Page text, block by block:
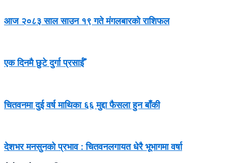
आज २०८३ साल साउन १९ गते मंगलबारको राशिफल
एक दिनमै छुटे दुर्गा प्रसाईँ
चितवनमा दुई वर्ष माथिका ६६ मुद्दा फैसला हुन बाँकी
देशभर मनसुनको प्रभाव : चितवनलगायत धेरै भूभागमा वर्षा